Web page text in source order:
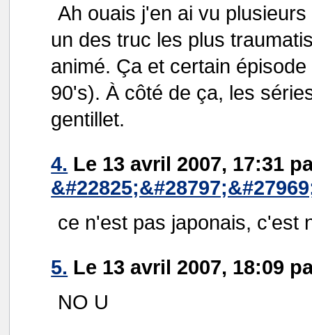
Ah ouais j'en ai vu
un des truc les plus
animé. Ça et certain
90's). À côté de ça, les
gentillet.
4. Le 13 avril 2007, 17:31
ce n'est pas japonais, c'est
5. Le 13 avril 2007, 18:09
NO U